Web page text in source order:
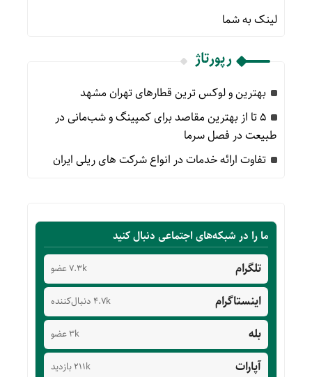
لینک به شما
رپورتاژ
بهترین و لوکس ترین قطارهای تهران مشهد
۵ تا از بهترین مقاصد برای کمپینگ و شب‌مانی در
طبیعت در فصل سرما
تفاوت ارائه خدمات در انواع شرکت های ریلی ایران
ما را در شبکه‌های اجتماعی دنبال کنید
تلگرام 7.3k عضو
اینستاگرام 4.7k دنبال‌کننده
بله 3k عضو
آپارات 211k بازدید